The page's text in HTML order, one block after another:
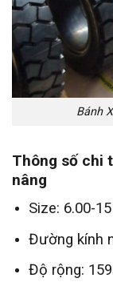
Bánh
Thông số chi
nâng
Size: 6.00-15
Đường kính
Độ rộng: